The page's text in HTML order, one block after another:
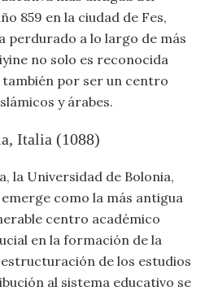
859 en la ciudad de Fes,
perdurado a lo largo de más
no solo es reconocida
por ser un centro
y árabes.
Italia (1088)
la Universidad de Bolonia,
como la más antigua
centro académico
en la formación de la
de los estudios
al sistema educativo se